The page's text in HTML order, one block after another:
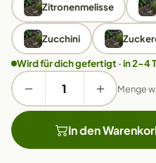
Zitronenmelisse
Zucchini
Wird für dich gefertigt · in 2–4
Menge
In den